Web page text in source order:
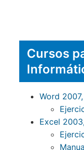
Cursos
Word
Excel